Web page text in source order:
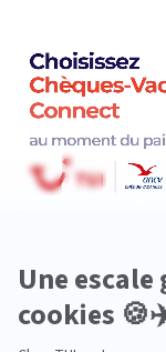
Neige
Plongée
Premium